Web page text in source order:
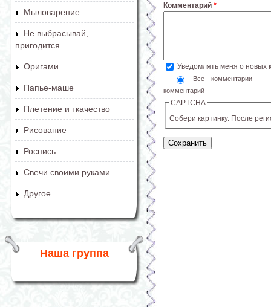
Мыловарение
Не выбрасывай,
пригодится
Оригами
Папье-маше
Плетение и ткачество
Рисование
Роспись
Свечи своими руками
Другое
Наша группа
Комментарий *
Уведомлять меня о новых
Все комментарии
комментарий
CAPTCHA
Собери картинку. После